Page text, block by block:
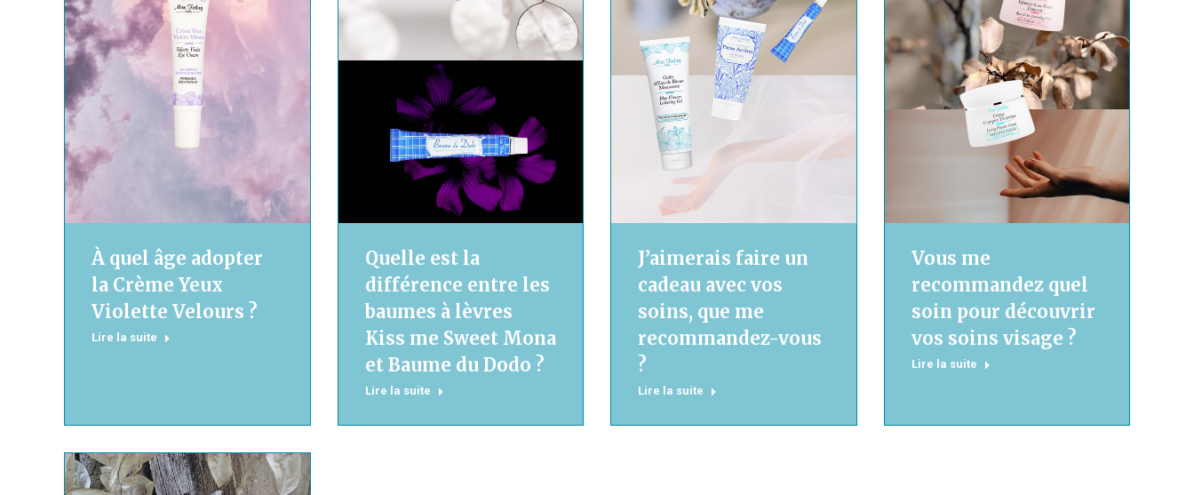
À quel âge adopter
la Crème Yeux
Violette Velours ?
Lire la suite
Quelle est la
différence entre les
baumes à lèvres
Kiss me Sweet Mona
et Baume du Dodo ?
Lire la suite
J’aimerais faire un
cadeau avec vos
soins, que me
recommandez-vous
?
Lire la suite
Vous me
recommandez quel
soin pour découvrir
vos soins visage ?
Lire la suite